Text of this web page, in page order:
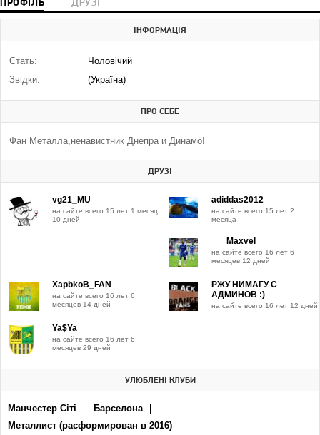
ПРОФІЛЬ ДРУЗІ
ІНФОРМАЦІЯ
Стать:
Чоловічий
Звідки:
(Україна)
ПРО СЕБЕ
Фан Металла,ненавистник Днепра и Динамо!
ДРУЗІ
vg21_MU
на сайте всего 15 лет 1 месяц
10 дней
adiddas2012
на сайте всего 15 лет 2
месяца
___Maxvel___
на сайте всего 16 лет 6
месяцев 12 дней
XapbkoB_FAN
на сайте всего 16 лет 6
месяцев 14 дней
РЖУ НИМАГУ С
АДМИНОВ :)
на сайте всего 16 лет 12 дней
Ya$Ya
на сайте всего 16 лет 6
месяцев 29 дней
УЛЮБЛЕНІ КЛУБИ
Манчестер Сіті
Барселона
Металлист (расформирован в 2016)